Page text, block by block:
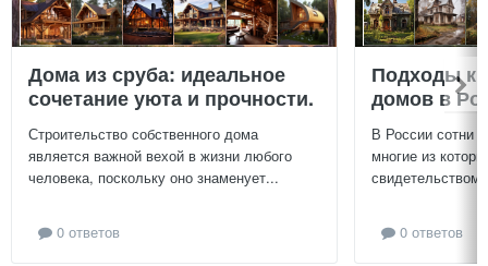
Дома из сруба: идеальное
сочетание уюта и прочности.
Строительство собственного дома
является важной вехой в жизни любого
человека, поскольку оно знаменует...
0 ответов
Подходы к
домов в
В России сотни
многие из
свидетельством
0 ответов